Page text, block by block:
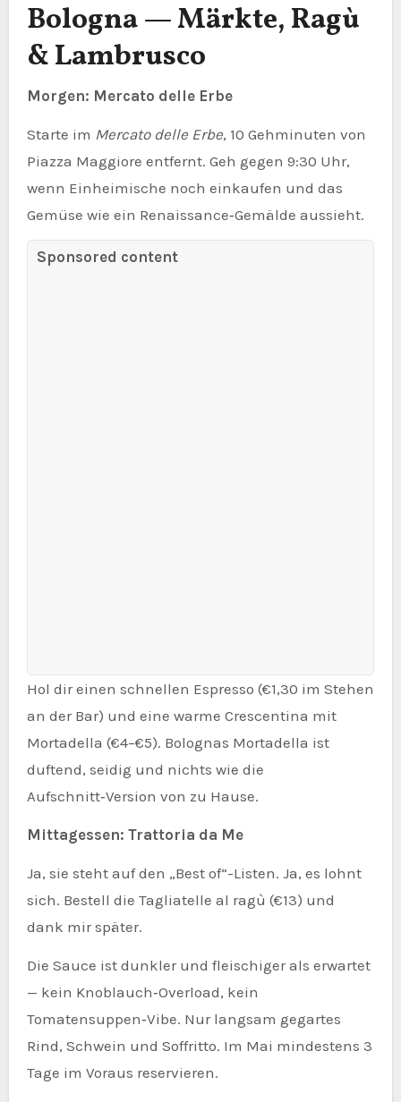
Bologna — Märkte, Ragù
& Lambrusco
Morgen: Mercato delle Erbe
Starte im Mercato delle Erbe, 10 Gehminuten von
Piazza Maggiore entfernt. Geh gegen 9:30 Uhr,
wenn Einheimische noch einkaufen und das
Gemüse wie ein Renaissance‑Gemälde aussieht.
Sponsored content
Hol dir einen schnellen Espresso (€1,30 im Stehen
an der Bar) und eine warme Crescentina mit
Mortadella (€4–€5). Bolognas Mortadella ist
duftend, seidig und nichts wie die
Aufschnitt‑Version von zu Hause.
Mittagessen: Trattoria da Me
Ja, sie steht auf den „Best of“-Listen. Ja, es lohnt
sich. Bestell die Tagliatelle al ragù (€13) und
dank mir später.
Die Sauce ist dunkler und fleischiger als erwartet
— kein Knoblauch‑Overload, kein
Tomatensuppen‑Vibe. Nur langsam gegartes
Rind, Schwein und Soffritto. Im Mai mindestens 3
Tage im Voraus reservieren.